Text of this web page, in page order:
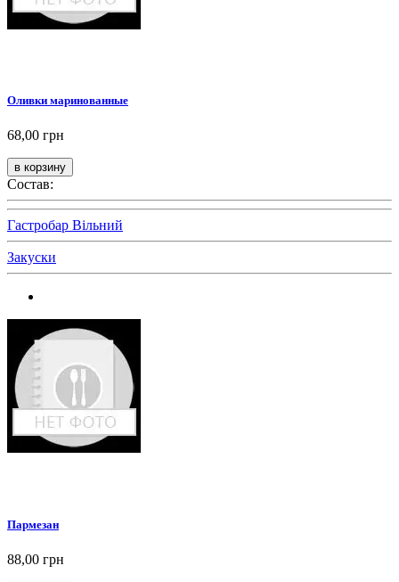
Оливки маринованные
68,00 грн
Состав:
Гастробар Вільний
Закуски
Пармезан
88,00 грн